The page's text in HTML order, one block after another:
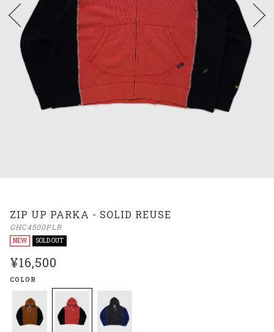
ZIP UP PARKA - SOLID REUSE
GHC4500PLR
NEW SOLD OUT
¥16,500
COLOR